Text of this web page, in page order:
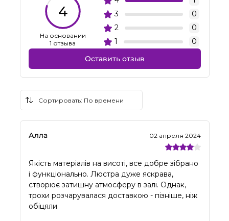
4
На основании
1 отзыва
3
0
2
0
1
0
Оставить отзыв
Алла 02 апреля 2024
Якість матеріалів на висоті, все добре зібрано
і функціонально. Люстра дуже яскрава,
створює затишну атмосферу в залі. Однак,
трохи розчарувалася доставкою - пізніше, ніж
обіцяли